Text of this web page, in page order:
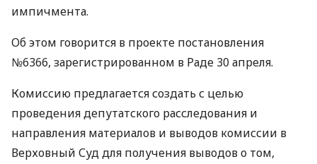
импичмента.
Об этом говорится в проекте постановления
№6366, зарегистрированном в Раде 30 апреля.
Комиссию предлагается создать с целью
проведения депутатского расследования и
направления материалов и выводов комиссии в
Верховный Суд для получения выводов о том,